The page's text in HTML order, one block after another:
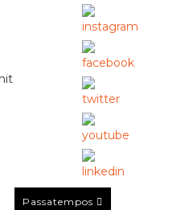
Passatempos